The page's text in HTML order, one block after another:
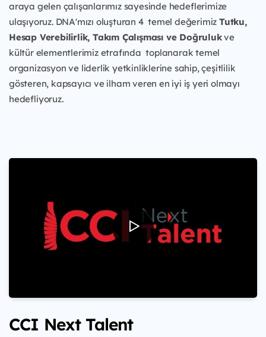
araya gelen çalışanlarımız sayesinde hedeflerimize
ulaşıyoruz. DNA'mızı oluşturan 4 temel değerimiz Tutku,
Hesap Verebilirlik, Takım Çalışması ve Doğrulukve
kültür elementlerimiz etrafında toplanarak temel
organizasyon ve liderlik yetkinliklerine sahip, çeşitlilik
gösteren, kapsayıcı ve ilham veren en iyi iş yeri olmayı
hedefliyoruz.
CCI Next Talent